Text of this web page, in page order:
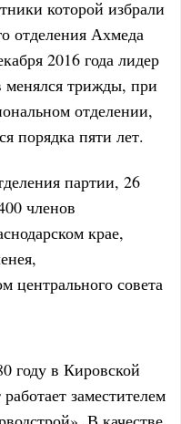
которой избрали
отделения Ахмеда
2016 года лидер
менялся трижды, при
отделении,
порядка пяти лет.
партии, 26
членов
крае,
центрального совета
году в Кировской
заместителем